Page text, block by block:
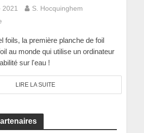
2021
S. Hocquinghem
foils, la première planche de foil
au monde qui utilise un ordinateur
sur l'eau !
LIRE LA SUITE